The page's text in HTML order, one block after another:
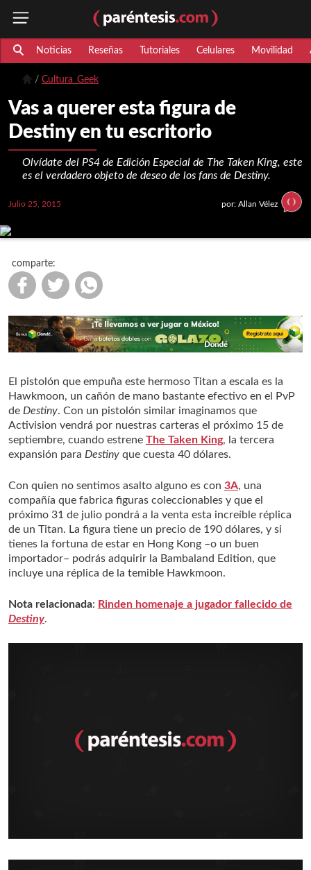
Noticias Reseñas Tutoriales Celulares Movilidad
Cultura_Geek
Vas a querer esta figura de
Destiny en tu escritorio
Olvídate del PS4 de Edición Especial de The Taken King, este
es el verdadero objeto de deseo de los fans de Destiny.
Julio 25, 2015 por: Allan Vélez
comparte:
El pistolón que empuña este hermoso Titan a escala es la
Hawkmoon, un cañón de mano bastante efectivo en el PvP
de Destiny. Con un pistolón similar imaginamos que
Activision vendrá por nuestras carteras el próximo 15 de
septiembre, cuando estrene The Taken King, la tercera
expansión para Destiny que cuesta 40 dólares.
Con quien no sentimos asalto alguno es con 3A, una
compañía que fabrica figuras coleccionables y que el
próximo 31 de julio pondrá a la venta esta increíble réplica
de un Titan. La figura tiene un precio de 190 dólares, y si
tienes la fortuna de estar en Hong Kong –o un buen
importador– podrás adquirir la Bambaland Edition, que
incluye una réplica de la temible Hawkmoon.
Nota relacionada: Rinden homenaje a jugador fallecido de
Destiny.